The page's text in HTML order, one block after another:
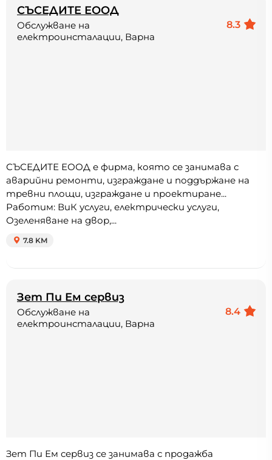
СЪСЕДИТЕ ЕООД
8.3
Обслужване на
електроинсталации, Варна
СЪСЕДИТЕ ЕООД е фирма, която се занимава с
аварийни ремонти, изграждане и поддържане на
тревни площи, изграждане и проектиране...
Работим: ВиК услуги, електрически услуги,
Озеленяване на двор,...
7.8 KM
Зет Пи Ем сервиз
8.4
Обслужване на
електроинсталации, Варна
Зет Пи Ем сервиз се занимава с продажба